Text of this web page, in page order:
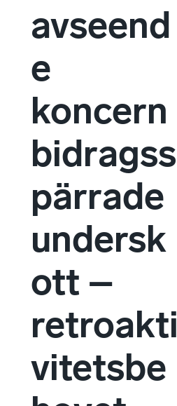
avseend
e
koncern
bidragss
pärrade
undersk
ott –
retroakti
vitetsbe